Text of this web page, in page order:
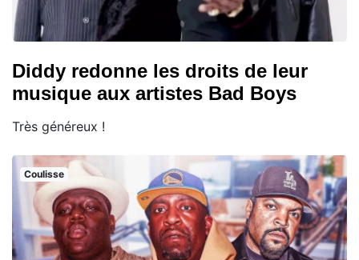
Diddy redonne les droits de leur
musique aux artistes Bad Boys
Très généreux !
Coulisse